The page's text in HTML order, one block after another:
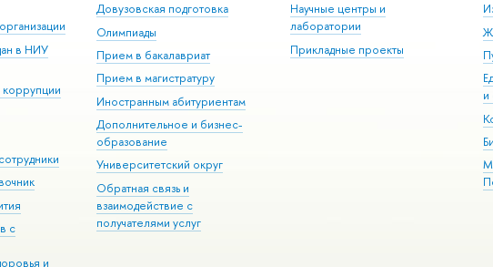
в НИУ
с
и
Довузовская подготовка
Олимпиады
Прием в бакалавриат
Прием в магистратуру
Иностранным абитуриентам
Дополнительное и бизнес-
образование
Университетский округ
Обратная связь и
взаимодействие с
получателями услуг
Научные центры и
лаборатории
Прикладные проекты
и